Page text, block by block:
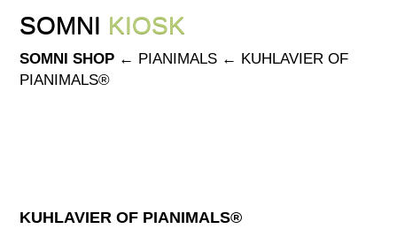
SOMNI KIOSK
content
SOMNI KIOSK
SOMNI SHOP ← PIANIMALS ← KUHLAVIER OF
PIANIMALS®
KUHLAVIER OF PIANIMALS®